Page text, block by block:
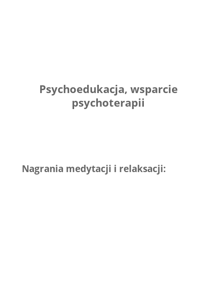
Psychoedukacja, wsparcie
psychoterapii
Nagrania medytacji i relaksacji: